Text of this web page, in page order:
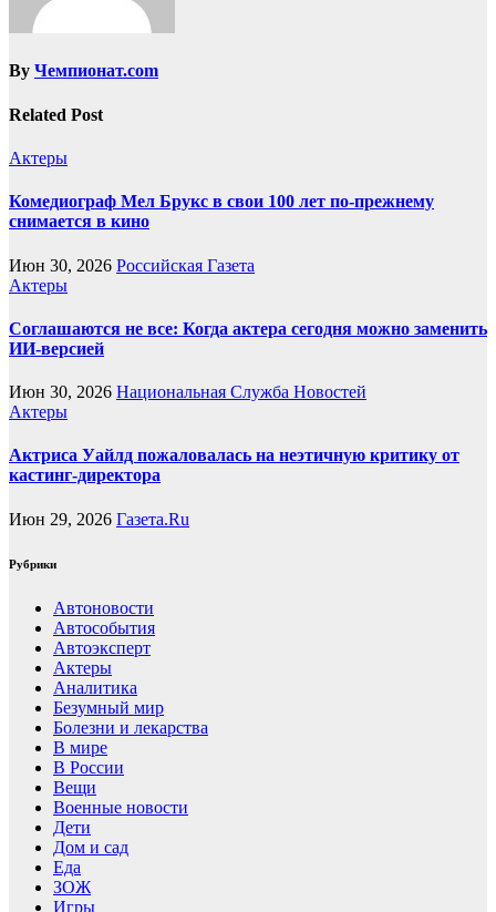
By Чемпионат.com
Related Post
Актеры
Комедиограф Мел Брукс в свои 100 лет по-прежнему
снимается в кино
Июн 30, 2026 Российская Газета
Актеры
Соглашаются не все: Когда актера сегодня можно заменить
ИИ-версией
Июн 30, 2026 Национальная Служба Новостей
Актеры
Актриса Уайлд пожаловалась на неэтичную критику от
кастинг-директора
Июн 29, 2026 Газета.Ru
Рубрики
Автоновости
Автособытия
Автоэксперт
Актеры
Аналитика
Безумный мир
Болезни и лекарства
В мире
В России
Вещи
Военные новости
Дети
Дом и сад
Еда
ЗОЖ
Игры